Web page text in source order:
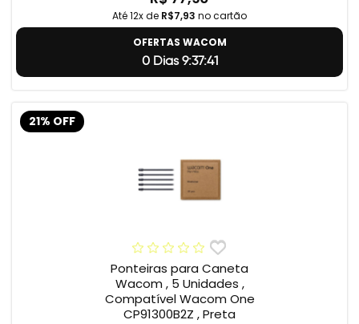
Até 12x de R$7,93 no cartão
OFERTAS WACOM
0 Dias 9:37:40
21% OFF
Ponteiras para Caneta
Wacom , 5 Unidades ,
Compatível Wacom One
CP91300B2Z , Preta